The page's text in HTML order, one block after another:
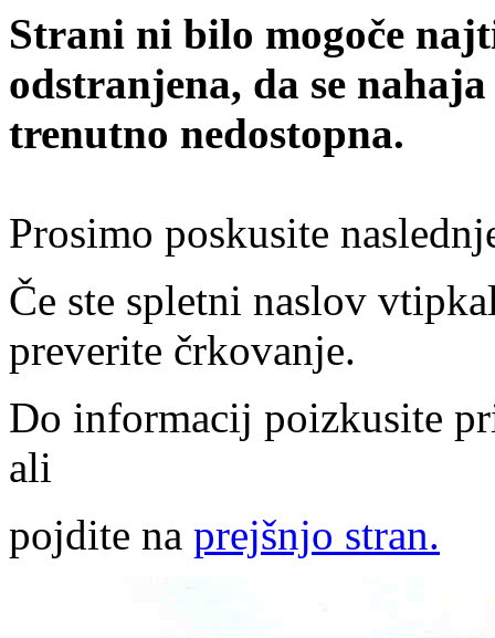
Strani ni bilo mogoče
odstranjena, da se
trenutno nedostopna.
Prosimo poskusite
Če ste spletni naslov
preverite črkovanje.
Do informacij poizkusite
ali
pojdite na prejšnjo stran.